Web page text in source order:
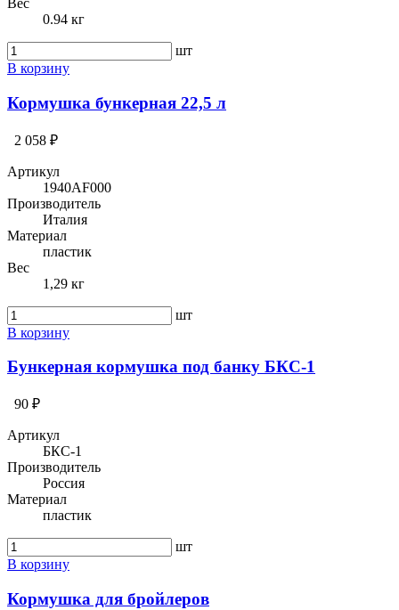
Вес
0.94 кг
шт
В корзину
Кормушка бункерная 22,5 л
2 058 ₽
Артикул
1940AF000
Производитель
Италия
Материал
пластик
Вес
1,29 кг
шт
В корзину
Бункерная кормушка под банку БКС-1
90 ₽
Артикул
БКС-1
Производитель
Россия
Материал
пластик
шт
В корзину
Кормушка для бройлеров